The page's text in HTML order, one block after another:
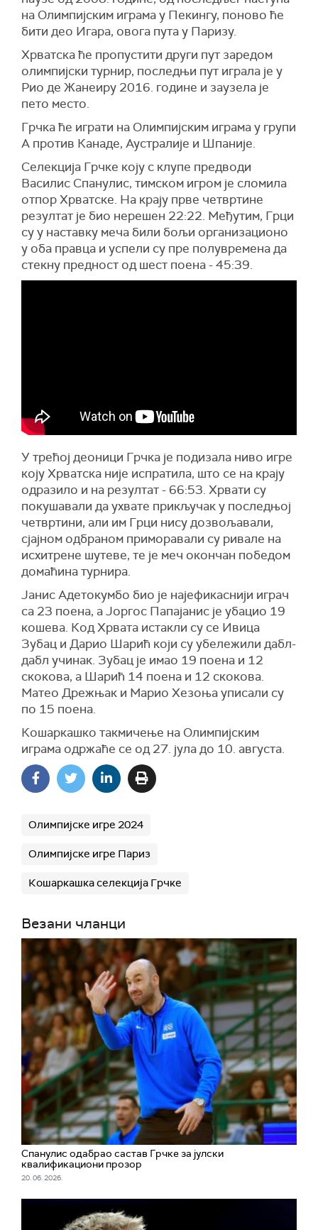
на Олимпијским играма у Пекингу, поново ће
бити део Игара, овога пута у Паризу.
Хрватска ће пропустити други пут заредом
олимпијски турнир, последњи пут играла је у
Рио де Жанеиру 2016. године и заузела је
пето место.
Грчка ће играти на Олимпијским играма у групи
А против Канаде, Аустралије и Шпаније.
Селекција Грчке коју с клупе предводи
Василис Спанулис, тимском игром је сломила
отпор Хрватске. На крају прве четвртине
резултат је био нерешен 22:22. Међутим, Грци
су у наставку меча били бољи организационо
у оба правца и успели су пре полувремена да
стекну предност од шест поена - 45:39.
У трећој деоници Грчка је подизала ниво игре
коју Хрватска није испратила, што се на крају
одразило и на резултат - 66:53. Хрвати су
покушавали да ухвате прикључак у последњој
четвртини, али им Грци нису дозвољавали,
сјајном одбраном приморавали су ривале на
исхитрене шутеве, те је меч окончан победом
домаћина турнира.
Јанис Адетокумбо био је најефикаснији играч
са 23 поена, а Јоргос Папајанис је убацио 19
кошева. Код Хрвата истакли су се Ивица
Зубац и Дарио Шарић који су убележили дабл-
дабл учинак. Зубац је имао 19 поена и 12
скокова, а Шарић 14 поена и 12 скокова.
Матео Дрежњак и Марио Хезоња уписали су
по 15 поена.
Кошаркашко такмичење на Олимпијским
играма одржаће се од 27. јула до 10. августа.
Олимпијске игре 2024
Олимпијске игре Париз
Кошаркашка селекција Грчке
Везани чланци
Спанулис одабрао састав Грчке за јулски
квалификациони прозор
20. 06. 2026.